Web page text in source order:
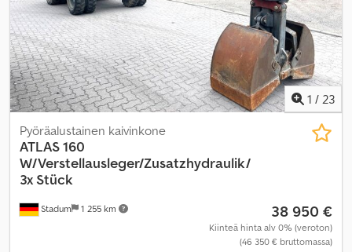
1 / 23
Stadum 1 255 km
Pyöräalustainen kaivinkone
ATLAS160
W/Verstellausleger/Zusatzhydraulik/
3x Stück
38 950 €
Kiinteä hinta alv 0% (veroton)
(46 350 € bruttomassa)